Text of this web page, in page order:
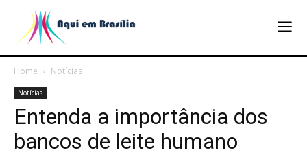
Home Notícias
Notícias
Entenda a importância dos
bancos de leite humano